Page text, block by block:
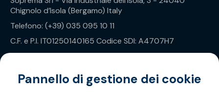
Chignolo d’Isola (Bergamo) Italy
Telefono: (+39) 035 095 10 11
C.F. e P.I. IT01250140165 Codice SDI: A4707H7
Privacy Policy
Pannello di gestione dei cookie